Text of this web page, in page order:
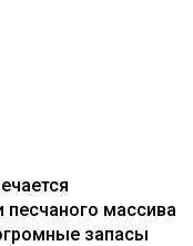
массива
запасы